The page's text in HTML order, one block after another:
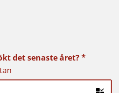
det senaste året?*